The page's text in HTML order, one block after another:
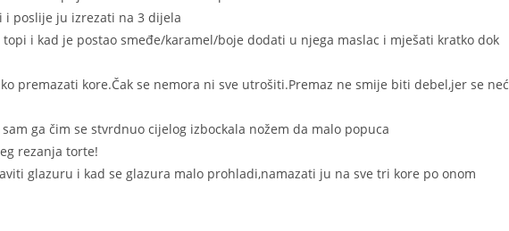
i poslije ju izrezati na 3 dijela
topi i kad je postao smeđe/karamel/boje dodati u njega maslac i mješati kratko dok
premazati kore.Čak se nemora ni sve utrošiti.Premaz ne smije biti debel,jer se
ga čim se stvrdnuo cijelog izbockala nožem da malo popuca
rezanja torte!
glazuru i kad se glazura malo prohladi,namazati ju na sve tri kore po onom